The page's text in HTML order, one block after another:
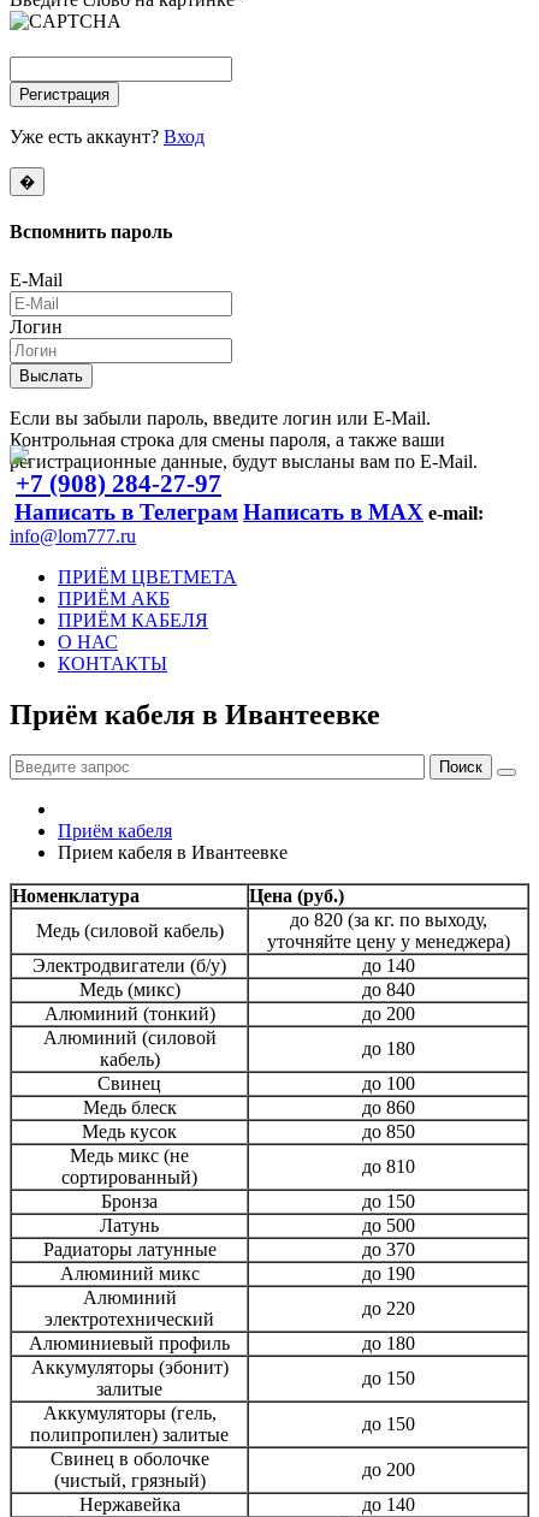
Регистрация
Уже есть аккаунт? Вход
�
Вспомнить пароль
E-Mail
Логин
Выслать
Если вы забыли пароль, введите логин или E-Mail.
Контрольная строка для смены пароля, а также ваши
регистрационные данные, будут высланы вам по E-Mail.
+7 (908) 284-27-97
Написать в ТелеграмНаписать в МАХ e-mail:
info@lom777.ru
ПРИЁМ ЦВЕТМЕТА
ПРИЁМ АКБ
ПРИЁМ КАБЕЛЯ
О НАС
КОНТАКТЫ
Приём кабеля в Ивантеевке
Приём кабеля
Прием кабеля в Ивантеевке
Номенклатура
Цена (руб.)
Медь (силовой кабель)
до 820 (за кг. по выходу,
уточняйте цену у менеджера)
Электродвигатели (б/у)
до 140
Медь (микс)
до 840
Алюминий (тонкий)
до 200
Алюминий (силовой
кабель)
до 180
Свинец
до 100
Медь блеск
до 860
Медь кусок
до 850
Медь микс (не
сортированный)
до 810
Бронза
до 150
Латунь
до 500
Радиаторы латунные
до 370
Алюминий микс
до 190
Алюминий
электротехнический
до 220
Алюминиевый профиль
до 180
Аккумуляторы (эбонит)
залитые
до 150
Аккумуляторы (гель,
полипропилен) залитые
до 150
Свинец в оболочке
(чистый, грязный)
до 200
Нержавейка
до 140